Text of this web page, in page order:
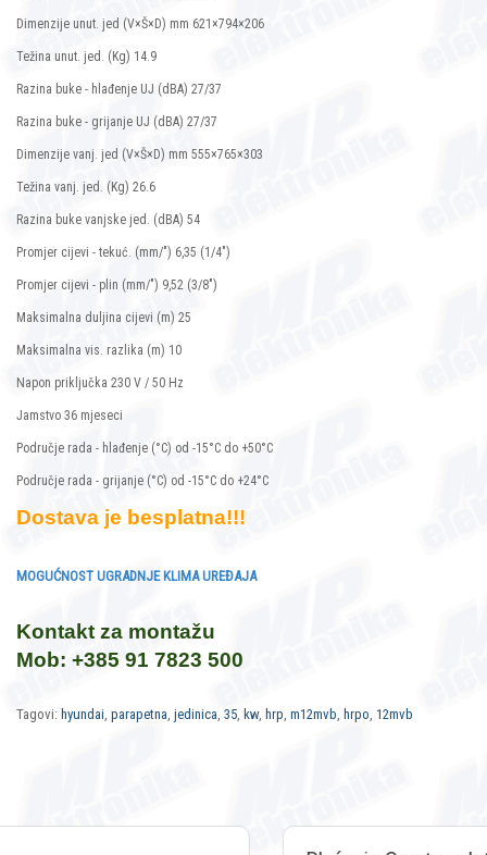
Dimenzije unut. jed (V×Š×D) mm 621×794×206
Težina unut. jed. (Kg) 14.9
Razina buke - hlađenje UJ (dBA) 27/37
Razina buke - grijanje UJ (dBA) 27/37
Dimenzije vanj. jed (V×Š×D) mm 555×765×303
Težina vanj. jed. (Kg) 26.6
Razina buke vanjske jed. (dBA) 54
Promjer cijevi - tekuć. (mm/") 6,35 (1/4")
Promjer cijevi - plin (mm/") 9,52 (3/8")
Maksimalna duljina cijevi (m) 25
Maksimalna vis. razlika (m) 10
Napon priključka 230 V / 50 Hz
Jamstvo 36 mjeseci
Područje rada - hlađenje (°C) od -15°C do +50°C
Područje rada - grijanje (°C) od -15°C do +24°C
Dostava je besplatna!!!
MOGUĆNOST UGRADNJE KLIMA UREĐAJA
Kontakt za montažu
Mob: +385 91 7823 500
Tagovi: hyundai parapetna jedinica 35 kw, hrp m12mvb hrpo 12mvb